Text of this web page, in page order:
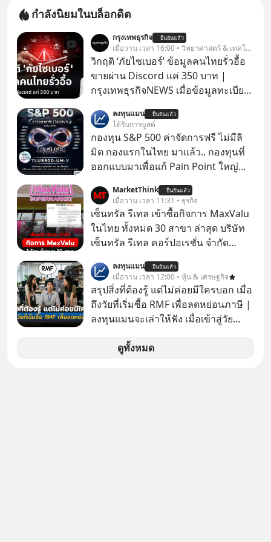
กำลังนิยมในบล็อกดิต
กรุงเทพธุรกิจ ยืนยันแล้ว
เมื่อวาน เวลา 16:00 • วิทยาศาสตร์ & เทคโนโลยี
วิกฤติ ‘ภัยไซเบอร์’ ข้อมูลคนไทยรั่วอื้อ
ขายผ่าน Discord แค่ 350 บาท |
กรุงเทพธุรกิจNEWS เมื่อข้อมูลทะเบียน
ในมือมิจฉาชีพ และถูกขายในตลาดมืด
ด้วยราคา 350 บาท รัฐบาลทำยังไงต่อ?
ลงทุนแมน ยืนยันแล้ว
ได้รับการบูสต์
กองทุน S&P 500 ค่าจัดการฟรี ไม่มีลิ
มิต กองแรกในไทย มาแล้ว.. กองทุนที่
ออกแบบมาเพื่อแก้ Pain Point ใหญ่
MarketThink ยืนยันแล้ว
เมื่อวาน เวลา 11:31 • ธุรกิจ
เซ็นทรัล รีเทล เข้าซื้อกิจการ MaxValu
ในไทย ทั้งหมด 30 สาขา ล่าสุด บริษัท
เซ็นทรัล รีเทล คอร์ปอเรชั่น จํากัด
ตลาดหลักทรัพย์แห่งประเทศไทยว่า ได้
เข้าทำการเข้าถือหุ้นในบริษัท อิออน
(ไทยแลนด์) จำกัด เจ้าของ MaxValu ใน
ไทย
ลงทุนแมน ยืนยันแล้ว
เมื่อวาน เวลา 12:00 • หุ้น & เศรษฐกิจ
สรุปสิ่งที่ต้องรู้ แต่ไม่ค่อยมีใครบอก เมื่อ
ถึงวัยที่เริ่มซื้อ RMF เพื่อลดหย่อนภาษี |
ลงทุนแมนจะเล่าให้ฟัง เมื่อเข้าสู่วัย
ดูทั้งหมด